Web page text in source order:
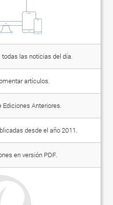
las noticias del día.
artículos.
Ediciones Anteriores.
desde el año 2011.
en versión PDF.